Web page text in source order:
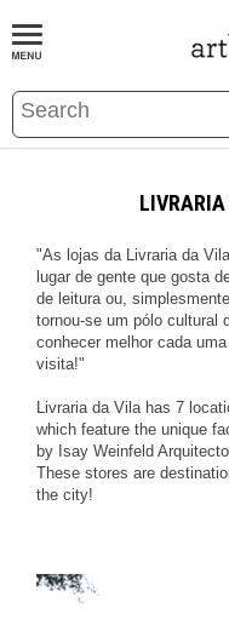
BOOKS EVENTS AND
"As lojas da Livraria da
lugar de gente que gosta
de leitura ou,
tornou-se um pólo cultural
conhecer melhor cada
visita!"
Livraria da Vila has 7
which feature the unique
by Isay Weinfeld
These stores are
the city!